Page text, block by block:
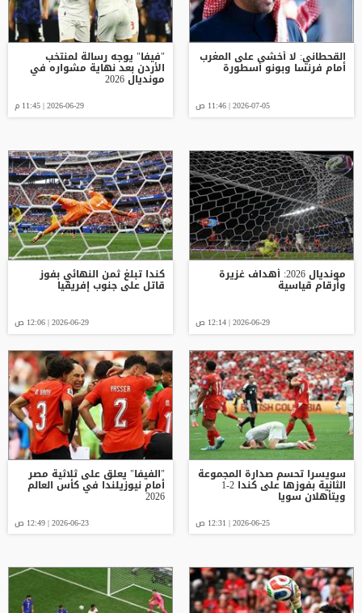
القحطاني: لا أخشى على المغرب
أمام فرنسا وبونو أسطورة
2026-07-05 | 11:46 ص
"فيفا" يوجه رسالة لمنتخب
الأردن بعد نهاية مشواره في
مونديال 2026
2026-06-29 | 11:45 م
مونديال 2026: أهداف غزيرة
وأرقام قياسية
2026-06-29 | 12:14 ص
كندا تبلغ ثمن النهائي بفوز
قاتل على جنوب إفريقيا
2026-06-29 | 12:06 ص
سويسرا تحسم صدارة المجموعة
الثانية بفوزها على كندا 2-1
ويتأهلان سويا
2026-06-25 | 12:31 ص
"الفيفا" يعلق على ثلاثية مصر
أمام نيوزيلندا في كأس العالم
2026
2026-06-23 | 12:49 ص